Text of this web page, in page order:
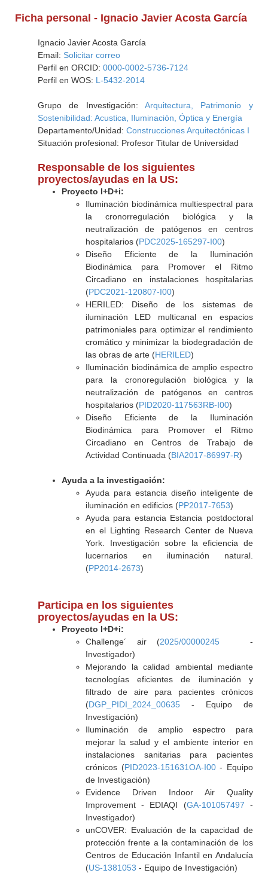
Ficha personal - Ignacio Javier Acosta García
Ignacio Javier Acosta García
Email: Solicitar correo
Perfil en ORCID: 0000-0002-5736-7124
Perfil en WOS: L-5432-2014
Grupo de Investigación:Arquitectura, Patrimonio y
Sostenibilidad: Acustica, Iluminación, Óptica y Energía
Departamento/Unidad: Construcciones Arquitectónicas I
Situación profesional: Profesor Titular de Universidad
Responsable de los siguientes
proyectos/ayudas en la US:
Proyecto I+D+i:
Iluminación biodinámica multiespectral para
la cronorregulación biológica y la
neutralización de patógenos en centros
hospitalarios (PDC2025-165297-I00)
Diseño Eficiente de la Iluminación
Biodinámica para Promover el Ritmo
Circadiano en instalaciones hospitalarias
(PDC2021-120807-I00)
HERILED: Diseño de los sistemas de
iluminación LED multicanal en espacios
patrimoniales para optimizar el rendimiento
cromático y minimizar la biodegradación de
las obras de arte (HERILED)
Iluminación biodinámica de amplio espectro
para la cronoregulación biológica y la
neutralización de patógenos en centros
hospitalarios (PID2020-117563RB-I00)
Diseño Eficiente de la Iluminación
Biodinámica para Promover el Ritmo
Circadiano en Centros de Trabajo de
Actividad Continuada (BIA2017-86997-R)
Ayuda a la investigación:
Ayuda para estancia diseño inteligente de
iluminación en edificios (PP2017-7653)
Ayuda para estancia Estancia postdoctoral
en el Lighting Research Center de Nueva
York. Investigación sobre la eficiencia de
lucernarios en iluminación natural.
(PP2014-2673)
Participa en los siguientes
proyectos/ayudas en la US:
Proyecto I+D+i:
Challenge´ air (2025/00000245
-
Investigador)
Mejorando la calidad ambiental mediante
tecnologías eficientes de iluminación y
filtrado de aire para pacientes crónicos
(DGP_PIDI_2024_00635- Equipo de
Investigación)
Iluminación de amplio espectro para
mejorar la salud y el ambiente interior en
instalaciones sanitarias para pacientes
crónicos (PID2023-151631OA-I00- Equipo
de Investigación)
Evidence Driven Indoor Air Quality
Improvement - EDIAQI (GA-101057497 -
Investigador)
unCOVER: Evaluación de la capacidad de
protección frente a la contaminación de los
Centros de Educación Infantil en Andalucía
(US-1381053 - Equipo de Investigación)